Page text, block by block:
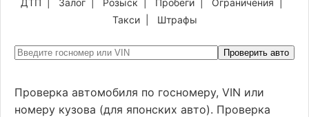
ДТП Залог Розыск Пробеги Ограничения
Такси| Штрафы
Проверить авто
Проверка автомобиля по госномеру, VIN или
номеру кузова (для японских авто). Проверка